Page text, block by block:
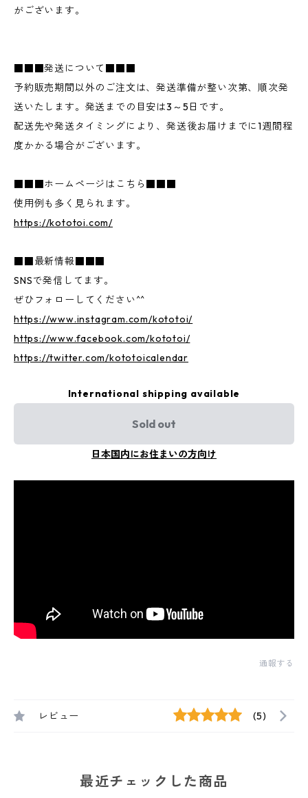
がございます。
■■■発送について■■■
予約販売期間以外のご注文は、発送準備が整い次第、順次発
送いたします。発送までの目安は3～5日です。
配送先や発送タイミングにより、発送後お届けまでに1週間程
度かかる場合がございます。
■■■ホームページはこちら■■■
使用例も多く見られます。
https://kototoi.com/
■■最新情報■■■
SNSで発信してます。
ぜひフォローしてください^^
https://www.instagram.com/kototoi/
https://www.facebook.com/kototoi/
https://twitter.com/kototoicalendar
International shipping available
Sold out
日本国内にお住まいの方向け
通報する
レビュー (5)
最近チェックした商品